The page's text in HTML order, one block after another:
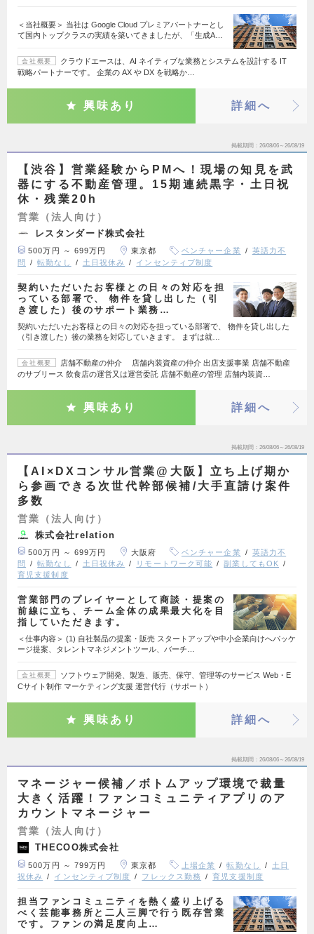
＜当社概要＞ 当社は Google Cloud プレミアパートナーとし
て国内トップクラスの実績を築いてきましたが、「生成A…
会社概要
クラウドエースは、AI ネイティブな業務とシステムを設計する IT
戦略パートナーです。 企業の AX や DX を戦略か…
興味あり 詳細へ
掲載期間 26/08/06～26/08/19
【渋谷】営業経験からPMへ！現場の知見を武
器にする不動産管理。15期連続黒字・土日祝
休・残業20h
営業（法人向け）
レスタンダード株式会社
500万円 ～ 699万円 東京都 ベンチャー企業
英語力不
問
転勤なし 土日祝休み インセンティブ制度
契約いただいたお客様との日々の対応を担
っている部署で、 物件を貸し出した（引
き渡した）後のサポート業務…
契約いただいたお客様との日々の対応を担っている部署で、 物件を貸し出した
（引き渡した）後の業務を対応していきます。 まずは就…
会社概要
店舗不動産の仲介 店舗内装資産の仲介 出店支援事業 店舗不動産
のサブリース 飲食店の運営又は運営委託 店舗不動産の管理 店舗内装資…
興味あり 詳細へ
掲載期間 26/08/06～26/08/19
【AI×DXコンサル営業@大阪】立ち上げ期か
ら参画できる次世代幹部候補/大手直請け案件
多数
営業（法人向け）
株式会社relation
500万円 ～ 699万円 大阪府 ベンチャー企業
英語力不
問
転勤なし 土日祝休み リモートワーク可能
副業してもOK
育児支援制度
営業部門のプレイヤーとして商談・提案の
前線に立ち、チーム全体の成果最大化を目
指していただきます。
＜仕事内容＞ (1) 自社製品の提案・販売 スタートアップや中小企業向けへパッケ
ージ提案、タレントマネジメントツール、バーチ…
会社概要
ソフトウェア開発、製造、販売、保守、管理等のサービス Web・E
Cサイト制作 マーケティング支援 運営代行（サポート）
興味あり 詳細へ
掲載期間 26/08/06～26/08/19
マネージャー候補／ボトムアップ環境で裁量
大きく活躍！ファンコミュニティアプリのア
カウントマネージャー
営業（法人向け）
THECOO株式会社
500万円 ～ 799万円 東京都 上場企業 転勤なし
土日
祝休み
インセンティブ制度 フレックス勤務 育児支援制度
担当ファンコミュニティを熱く盛り上げる
べく芸能事務所と二人三脚で行う既存営業
です。ファンの満足度向上…